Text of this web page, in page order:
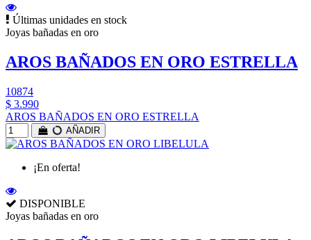
Últimas unidades en stock
Joyas bañadas en oro
AROS BAÑADOS EN ORO ESTRELLA
10874
$ 3.990
AROS BAÑADOS EN ORO ESTRELLA
AÑADIR
¡En oferta!
DISPONIBLE
Joyas bañadas en oro